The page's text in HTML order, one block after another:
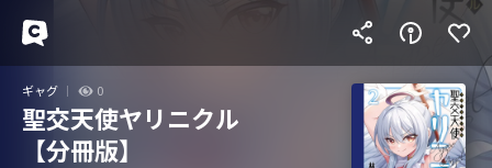
ギャグ 0
聖交天使ヤリニクル
【分冊版】